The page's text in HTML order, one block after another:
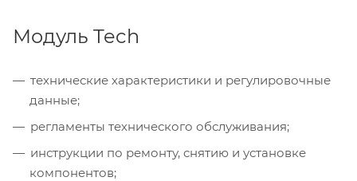
Модуль Tech
технические характеристики и регулировочные
данные;
регламенты технического обслуживания;
инструкции по ремонту, снятию и установке
компонентов;